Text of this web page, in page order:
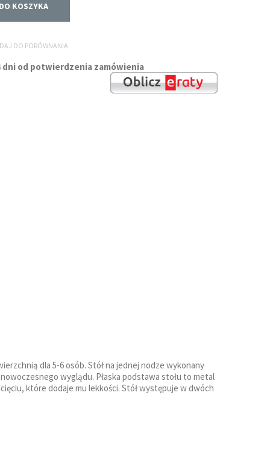
KOSZYKA
DO PORÓWNANIA
dni od potwierdzenia zamówienia
dla 5-6 osób. Stół na jednej nodze wykonany
wyglądu. Płaska podstawa stołu to metal
które dodaje mu lekkości. Stół występuje w dwóch